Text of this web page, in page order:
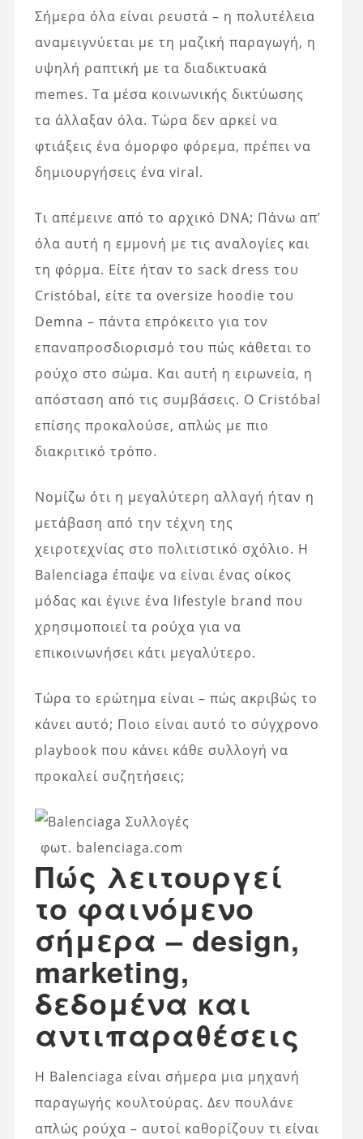
Σήμερα όλα είναι ρευστά – η πολυτέλεια
αναμειγνύεται με τη μαζική παραγωγή, η
υψηλή ραπτική με τα διαδικτυακά
memes. Τα μέσα κοινωνικής δικτύωσης
τα άλλαξαν όλα. Τώρα δεν αρκεί να
φτιάξεις ένα όμορφο φόρεμα, πρέπει να
δημιουργήσεις ένα viral.
Τι απέμεινε από το αρχικό DNA; Πάνω απ’
όλα αυτή η εμμονή με τις αναλογίες και
τη φόρμα. Είτε ήταν το sack dress του
Cristóbal, είτε τα oversize hoodie του
Demna – πάντα επρόκειτο για τον
επαναπροσδιορισμό του πώς κάθεται το
ρούχο στο σώμα. Και αυτή η ειρωνεία, η
απόσταση από τις συμβάσεις. Ο Cristóbal
επίσης προκαλούσε, απλώς με πιο
διακριτικό τρόπο.
Νομίζω ότι η μεγαλύτερη αλλαγή ήταν η
μετάβαση από την τέχνη της
χειροτεχνίας στο πολιτιστικό σχόλιο. Η
Balenciaga έπαψε να είναι ένας οίκος
μόδας και έγινε ένα lifestyle brand που
χρησιμοποιεί τα ρούχα για να
επικοινωνήσει κάτι μεγαλύτερο.
Τώρα το ερώτημα είναι – πώς ακριβώς το
κάνει αυτό; Ποιο είναι αυτό το σύγχρονο
playbook που κάνει κάθε συλλογή να
προκαλεί συζητήσεις;
φωτ. balenciaga.com
Πώς λειτουργεί
το φαινόμενο
σήμερα – design,
marketing,
δεδομένα και
αντιπαραθέσεις
Η Balenciaga είναι σήμερα μια μηχανή
παραγωγής κουλτούρας. Δεν πουλάνε
απλώς ρούχα – αυτοί καθορίζουν τι είναι